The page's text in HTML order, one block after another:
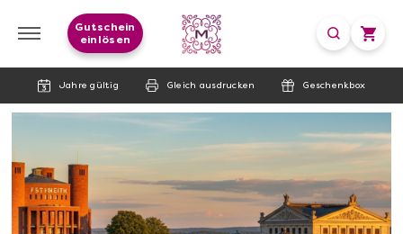
Jahre gültig Gleich ausdrucken Geschenkbox
Gutschein
einlösen